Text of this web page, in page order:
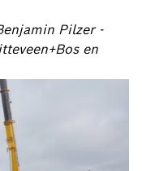
Pilzer -
en